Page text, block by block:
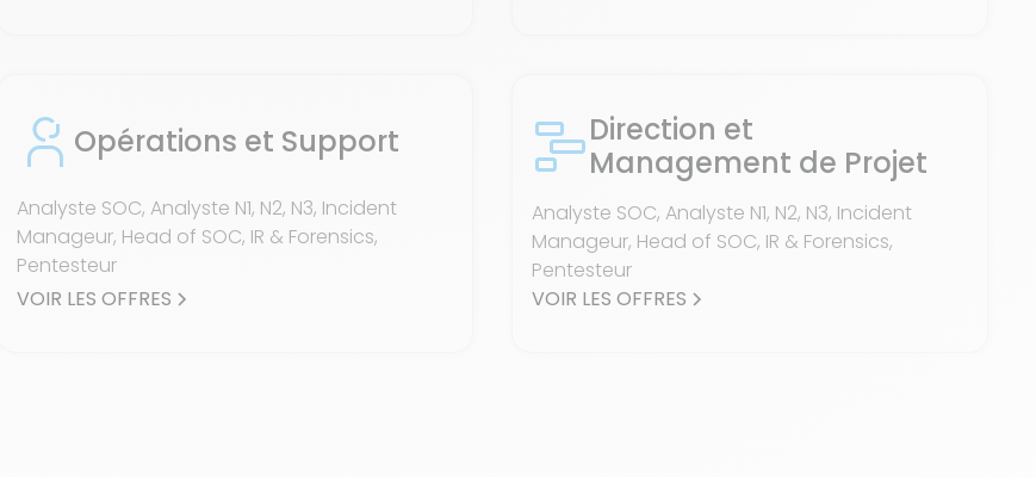
Opérations et Support
Analyste SOC, Analyste N1, N2, N3, Incident
Manageur, Head of SOC, IR & Forensics,
Pentesteur
VOIR LES OFFRES
Direction et
Management de Projet
Analyste SOC, Analyste N1, N2, N3, Incident
Manageur, Head of SOC, IR & Forensics,
Pentesteur
VOIR LES OFFRES